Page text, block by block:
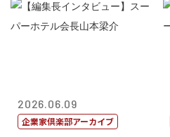
2026.06.09
企業家倶楽部アーカイブ